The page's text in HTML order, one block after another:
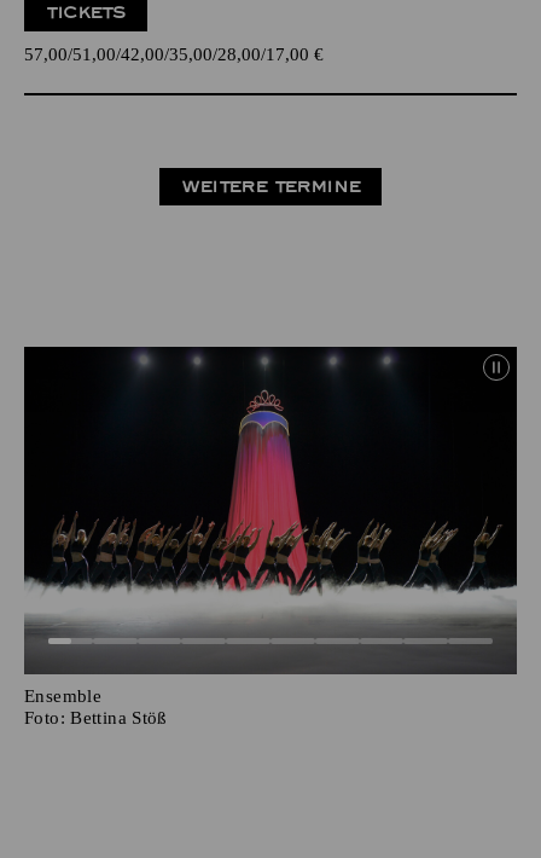
TICKETS
57,00 51,00 42,00 35,00 28,00 17,00 €
WEITERE TERMINE
Ensemble
Foto: Bettina Stöß